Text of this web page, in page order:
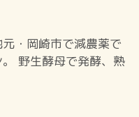
・岡崎市で減農薬で
野生酵母で発酵、熟